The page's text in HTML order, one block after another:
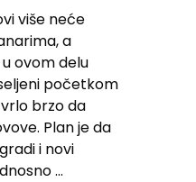
više neće
a
ovom delu
početkom
brzo da
Plan je da
i novi